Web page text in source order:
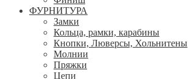
ФУРНИТУРА
Замки
Кольца, рамки, карабины
Кнопки, Люверсы, Хольнитены
Молнии
Пряжки
Цепи